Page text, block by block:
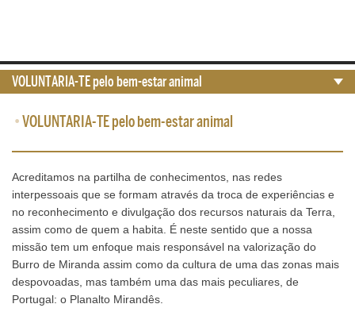
•VOLUNTARIA-TE pelo bem-estar animal
Acreditamos na partilha de conhecimentos, nas redes
interpessoais que se formam através da troca de experiências e
no reconhecimento e divulgação dos recursos naturais da Terra,
assim como de quem a habita. É neste sentido que a nossa
missão tem um enfoque mais responsável na valorização do
Burro de Miranda assim como da cultura de uma das zonas mais
despovoadas, mas também uma das mais peculiares, de
Portugal: o Planalto Mirandês.
VOLUNTARIA-TE pelo bem-estar animal